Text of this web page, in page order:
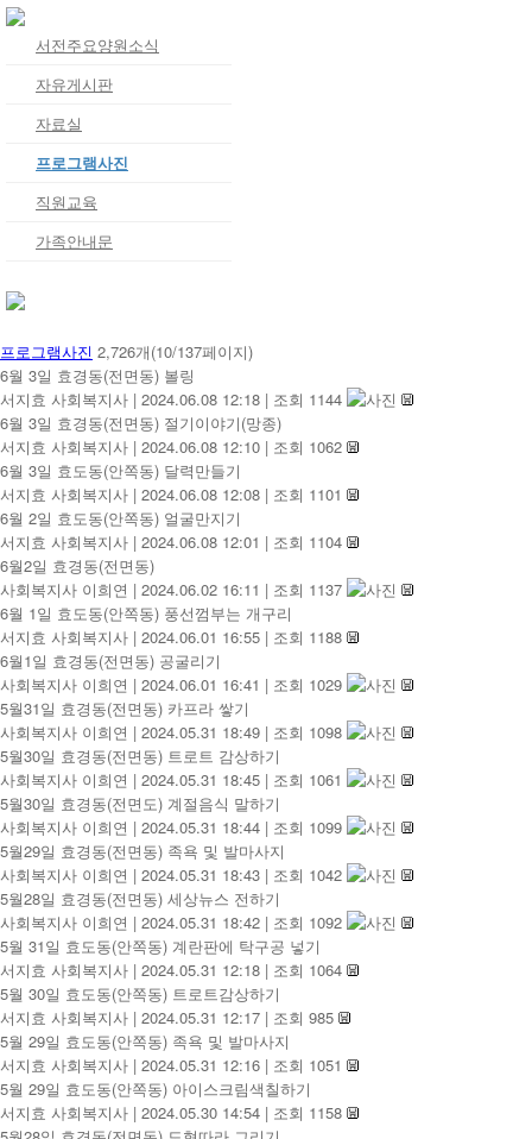
서전주요양원소식
자유게시판
자료실
프로그램사진
직원교육
가족안내문
프로그램사진 2,726개(10/137페이지)
6월 3일 효경동(전면동) 볼링
서지효 사회복지사 | 2024.06.08 12:18 | 조회 1144
6월 3일 효경동(전면동) 절기이야기(망종)
서지효 사회복지사 | 2024.06.08 12:10 | 조회 1062
6월 3일 효도동(안쪽동) 달력만들기
서지효 사회복지사 | 2024.06.08 12:08 | 조회 1101
6월 2일 효도동(안쪽동) 얼굴만지기
서지효 사회복지사 | 2024.06.08 12:01 | 조회 1104
6월2일 효경동(전면동)
사회복지사 이희연 | 2024.06.02 16:11 | 조회 1137
6월 1일 효도동(안쪽동) 풍선껌부는 개구리
서지효 사회복지사 | 2024.06.01 16:55 | 조회 1188
6월1일 효경동(전면동) 공굴리기
사회복지사 이희연 | 2024.06.01 16:41 | 조회 1029
5월31일 효경동(전면동) 카프라 쌓기
사회복지사 이희연 | 2024.05.31 18:49 | 조회 1098
5월30일 효경동(전면동) 트로트 감상하기
사회복지사 이희연 | 2024.05.31 18:45 | 조회 1061
5월30일 효경동(전면도) 계절음식 말하기
사회복지사 이희연 | 2024.05.31 18:44 | 조회 1099
5월29일 효경동(전면동) 족욕 및 발마사지
사회복지사 이희연 | 2024.05.31 18:43 | 조회 1042
5월28일 효경동(전면동) 세상뉴스 전하기
사회복지사 이희연 | 2024.05.31 18:42 | 조회 1092
5월 31일 효도동(안쪽동) 계란판에 탁구공 넣기
서지효 사회복지사 | 2024.05.31 12:18 | 조회 1064
5월 30일 효도동(안쪽동) 트로트감상하기
서지효 사회복지사 | 2024.05.31 12:17 | 조회 985
5월 29일 효도동(안쪽동) 족욕 및 발마사지
서지효 사회복지사 | 2024.05.31 12:16 | 조회 1051
5월 29일 효도동(안쪽동) 아이스크림색칠하기
서지효 사회복지사 | 2024.05.30 14:54 | 조회 1158